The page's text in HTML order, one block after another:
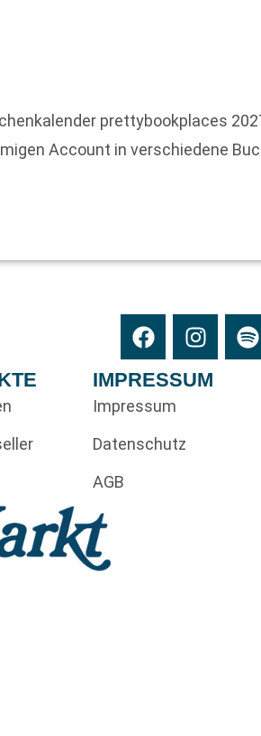
prettybookplaces
Account in verschiedene
IMPRESSUM
Impressum
Datenschutz
AGB